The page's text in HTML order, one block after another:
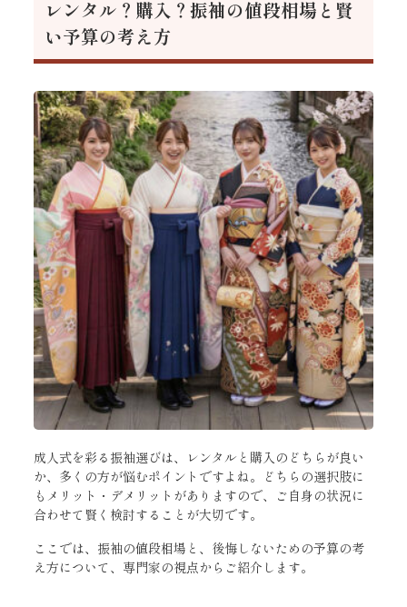
レンタル？購入？振袖の値段相場と賢
い予算の考え方
成人式を彩る振袖選びは、レンタルと購入のどちらが良い
か、多くの方が悩むポイントですよね。どちらの選択肢に
もメリット・デメリットがありますので、ご自身の状況に
合わせて賢く検討することが大切です。
ここでは、振袖の値段相場と、後悔しないための予算の考
え方について、専門家の視点からご紹介します。